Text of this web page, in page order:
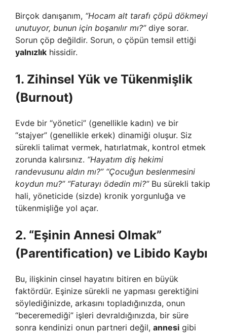
Birçok danışanım, “Hocam alt tarafı çöpü dökmeyi
unutuyor, bunun için boşanılır mı?”diye sorar.
Sorun çöp değildir. Sorun, o çöpün temsil ettiği
yalnızlık hissidir.
1. Zihinsel Yük ve Tükenmişlik
(Burnout)
Evde bir “yönetici” (genellikle kadın) ve bir
“stajyer” (genellikle erkek) dinamiği oluşur. Siz
sürekli talimat vermek, hatırlatmak, kontrol etmek
zorunda kalırsınız. “Hayatım diş hekimi
randevusunu aldın mı?” “Çocuğun beslenmesini
koydun mu?” “Faturayı ödedin mi?”Bu sürekli takip
hali, yöneticide (sizde) kronik yorgunluğa ve
tükenmişliğe yol açar.
2. “Eşinin Annesi Olmak”
(Parentification) ve Libido Kaybı
Bu, ilişkinin cinsel hayatını bitiren en büyük
faktördür. Eşinize sürekli ne yapması gerektiğini
söylediğinizde, arkasını topladığınızda, onun
“beceremediği” işleri devraldığınızda, bir süre
sonra kendinizi onun partneri değil, annesi gibi